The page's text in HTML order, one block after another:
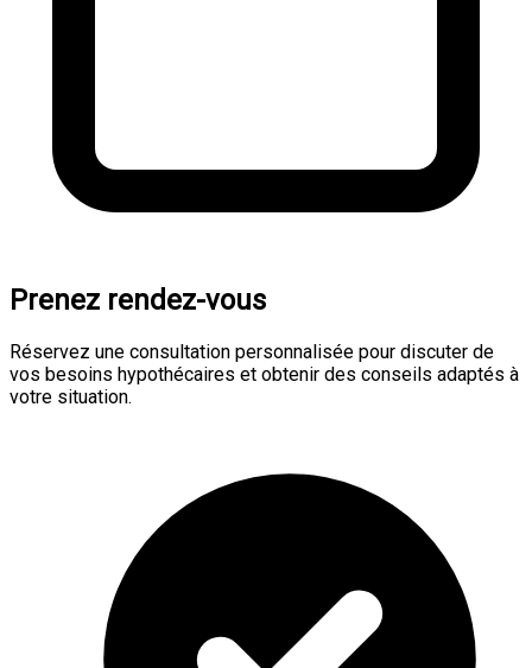
Prenez rendez-vous
Réservez une consultation personnalisée pour discuter de
vos besoins hypothécaires et obtenir des conseils adaptés à
votre situation.